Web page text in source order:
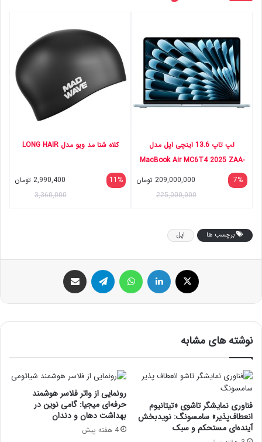
لپ تاپ 13.6 اینچی اپل مدل
MacBook Air MC6T4 2025 ZAA-
M4-16GB RAM-256GB SSD7%
209,000,000 تومان
225,000,000
کلاه شنا مد ویو مدل LONG HAIR
11%
2,990,400 تومان
3,360,000
برچسب ها اپل
ایکس لینکداین تلگرام
نوشته های مشابه
فناوری نمایشگر تاشوی «تیتانیوم
انعطاف‌پذیر» سامسونگ: نویدبخش
آینده‌ای مستحکم و سبک
رونمایی از واتر فلاسر هوشمند
حرفه‌ای میجیا: گامی نوین در
بهداشت دهان و دندان
4 هفته پیش